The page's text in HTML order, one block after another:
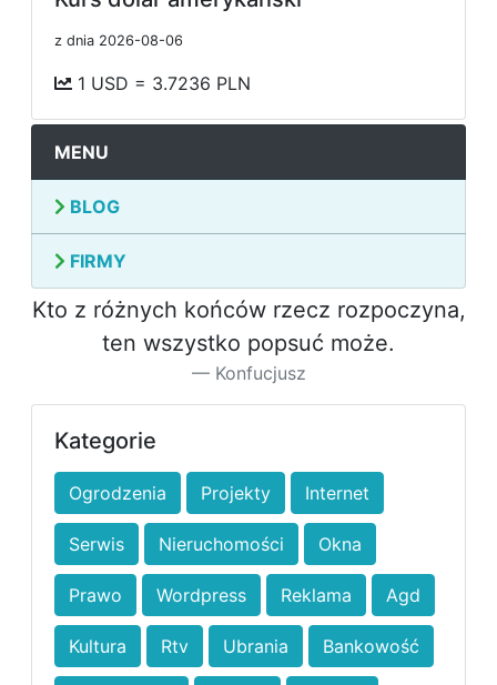
z dnia 2026-08-06
1 USD = 3.7236 PLN
MENU
BLOG
FIRMY
Kto z różnych końców rzecz rozpoczyna,
ten wszystko popsuć może.
Konfucjusz
Kategorie
Ogrodzenia Projekty Internet
Serwis Nieruchomości Okna
Prawo Wordpress Reklama Agd
Kultura Rtv Ubrania Bankowość